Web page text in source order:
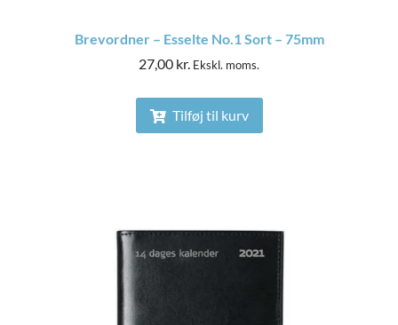
Brevordner – Esselte No.1 Sort – 75mm
27,00 kr. Ekskl. moms.
Tilføj til kurv